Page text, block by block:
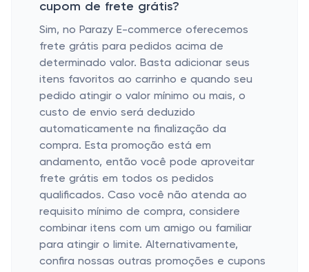
cupom de frete grátis?
Sim, no Parazy E-commerce oferecemos
frete grátis para pedidos acima de
determinado valor. Basta adicionar seus
itens favoritos ao carrinho e quando seu
pedido atingir o valor mínimo ou mais, o
custo de envio será deduzido
automaticamente na finalização da
compra. Esta promoção está em
andamento, então você pode aproveitar
frete grátis em todos os pedidos
qualificados. Caso você não atenda ao
requisito mínimo de compra, considere
combinar itens com um amigo ou familiar
para atingir o limite. Alternativamente,
confira nossas outras promoções e cupons